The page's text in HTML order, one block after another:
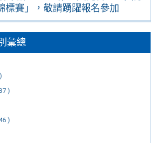
標賽」，敬請踴躍報名參加
彙總
)
)